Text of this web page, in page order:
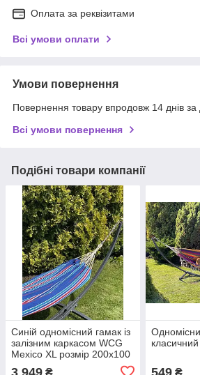
Оплата за реквізитами
Всі умови оплати
Умови повернення
Повернення товару впродовж 14 днів за
Всі умови повернення
Подібні товари компанії
Синій одномісний гамак із
залізним каркасом WCG
Mexico XL розмір 200x100
3 949 ₴ 549₴